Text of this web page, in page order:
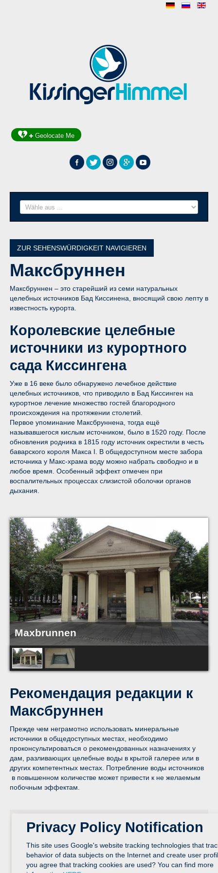
Geolocate Me
ZUR SEHENSWÜRDIGKEIT NAVIGIEREN
Максбруннен
Максбруннен – это старейший из семи натуральных
целебных источников Бад Киссинена, вносящий свою лепту в
известность курорта.
Королевские целебные
источники из курортного
сада Киссингена
Уже в 16 веке было обнаружено лечебное действие
целебных источников, что приводило в Бад Киссинген на
курортное лечение множество гостей благородного
происхождения на протяжении столетий.
Первое упоминание Максбруннена, тогда ещё
называвшегося кислым источником, было в 1520 году. После
обновления родника в 1815 году источник окрестили в честь
баварского короля Макса I. В общедоступном месте забора
источника у Макс-храма воду можно набрать свободно и в
любое время. Особенный эффект отмечен при
воспалительных процессах слизистой оболочки органов
дыхания.
Maxbrunnen
Рекомендация редакции к
Максбруннен
Прежде чем неграмотно использовать минеральные
источники в общедоступных местах, необходимо
проконсультироваться о рекомендованных назначениях у
дам, разливающих целебные воды в крытой галерее или в
других компетентных местах. Потребление воды источников
в повышенном количестве может привести к не желаемым
побочным эффектам.
Privacy Policy Notification
This site uses Google's website tracking technologies that
behavior of data subjects on the Internet and create user
you agree that tracking cookies are used? You can find more